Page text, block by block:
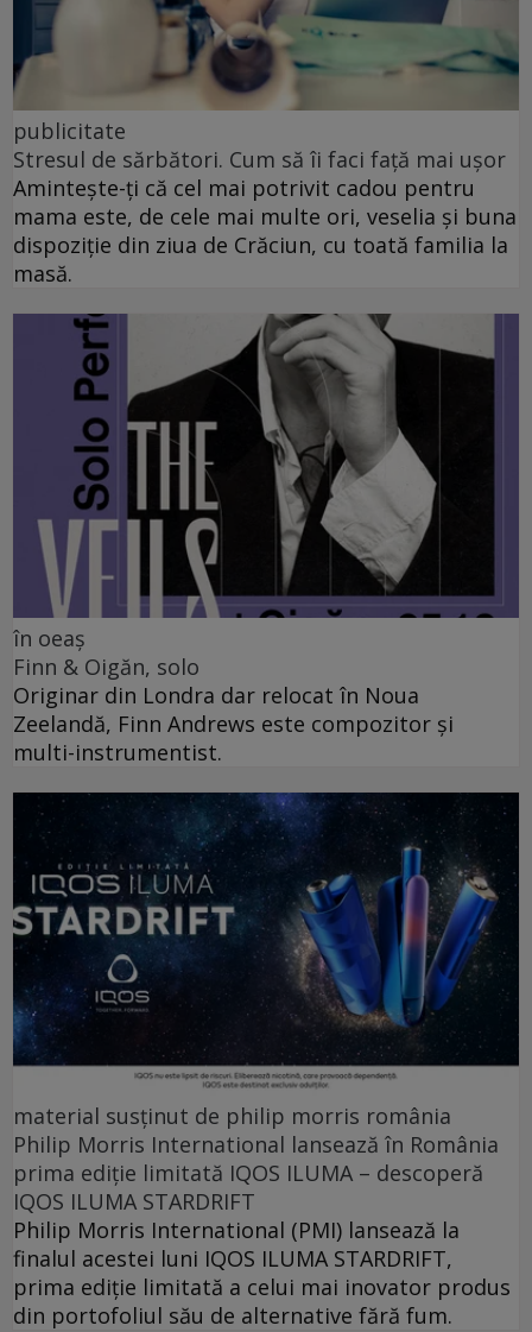
publicitate
Stresul de sărbători. Cum să îi faci față mai ușor
Amintește-ți că cel mai potrivit cadou pentru
mama este, de cele mai multe ori, veselia și buna
dispoziție din ziua de Crăciun, cu toată familia la
masă.
în oeaș
Finn & Oigăn, solo
Originar din Londra dar relocat în Noua
Zeelandă, Finn Andrews este compozitor și
multi-instrumentist.
material susținut de philip morris românia
Philip Morris International lansează în România
prima ediție limitată IQOS ILUMA – descoperă
IQOS ILUMA STARDRIFT
Philip Morris International (PMI) lansează la
finalul acestei luni IQOS ILUMA STARDRIFT,
prima ediție limitată a celui mai inovator produs
din portofoliul său de alternative fără fum.